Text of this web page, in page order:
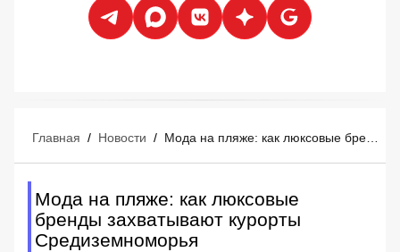
Главная / Новости / Мода на пляже: как люксовые бренды захватывают курорты Средиземноморья
Мода на пляже: как люксовые
бренды захватывают курорты
Средиземноморья